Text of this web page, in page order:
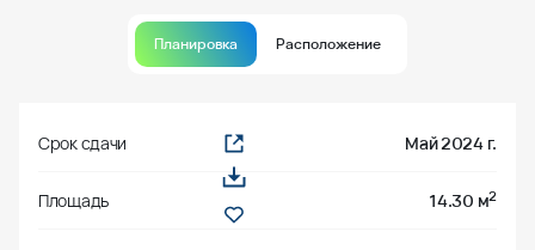
Планировка Расположение
Срок сдачи Май 2024 г.
Площадь 14.30 м2